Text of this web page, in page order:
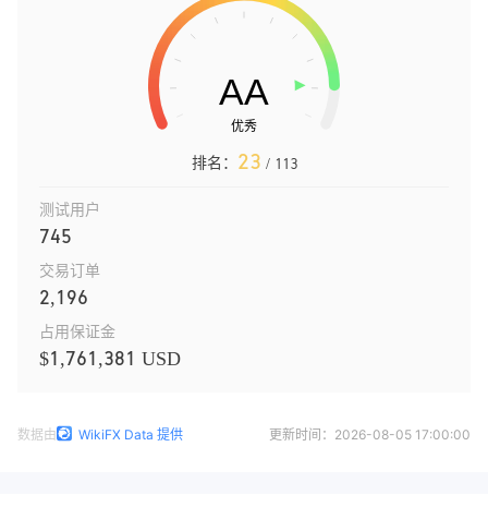
排名： 23 / 113
测试用户
745
交易订单
2,196
占用保证金
$1,761,381 USD
数据由 WikiFX Data 提供 更新时间： 2026-08-05 17:00:00